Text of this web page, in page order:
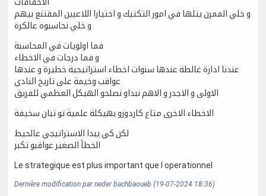
و خلي الممرن يتلها في امور التكتيك و اختيارا اللاعبين المقتنع بيهم
و خلي نحاسبوه عالكرة
فما اولويات في المحاسبة
و فما درجات في الاخطاء
عندنا ادارة غالطة عندها سنوات اخطاء استراتيجية خطيرة و عندها
عواقب وخيمة على تاريخ النادي
الاولى و الاجدر و الاهم نبداو نصلحو الهيكل العظمي للفريق
الاخطاء الاخرى متاع كاردوزو بهيكلة علمية تو تبان سخيفة
لكن كي يبدا الاستراتيجي عالحيط
الخطأ الصغير عواقبو تكبر
Le strategique est plus important que l operationnel
Dernière modification par neder bachbaoueb (19-07-2024 18:36)